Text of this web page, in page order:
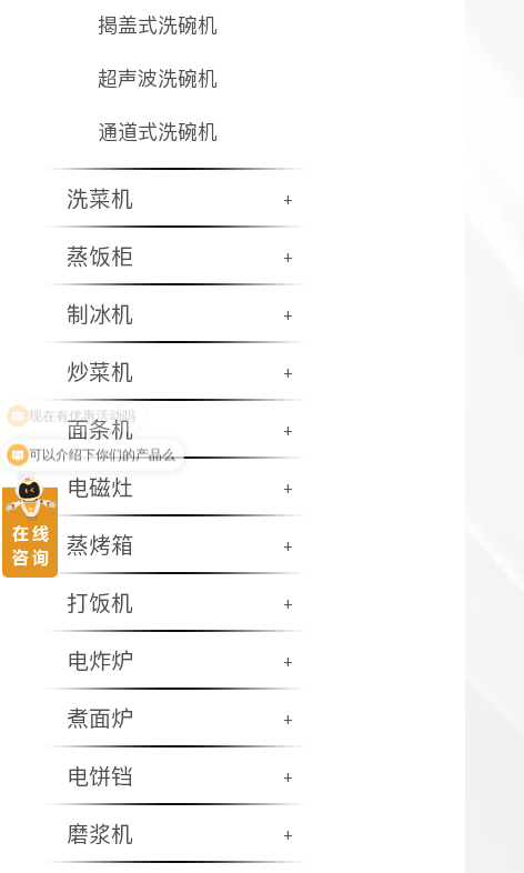
揭盖式洗碗机
超声波洗碗机
通道式洗碗机
洗菜机 +
蒸饭柜 +
制冰机 +
炒菜机 +
面条机 +
电磁灶 +
蒸烤箱 +
打饭机 +
电炸炉 +
煮面炉 +
电饼铛 +
磨浆机 +
可以介绍下你们的产品么